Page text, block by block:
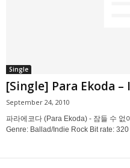
Single
[Single] Para Ekoda –
September 24, 2010
파라에코다 (Para Ekoda) - 잠들 수
Genre: Ballad/Indie Rock Bit rate: 320